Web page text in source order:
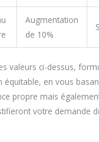
Augmentation
de 10%
valeurs ci-dessus,
équitable, en vous
propre mais
votre demande